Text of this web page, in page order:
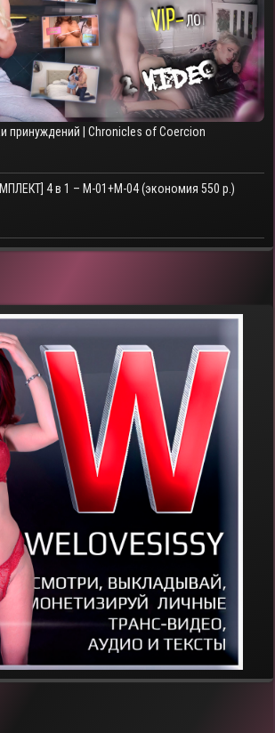
принуждений | Chronicles of Coercion
4 в 1 – M-01+M-04 (экономия 550 р.)